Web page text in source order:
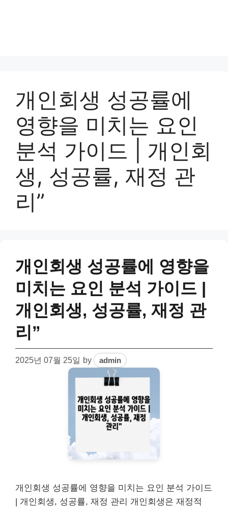
개인회생 성공률에
영향을 미치는 요인
분석 가이드 | 개인회
생, 성공률, 재정 관
리”
개인회생 성공률에 영향을
미치는 요인 분석 가이드 |
개인회생, 성공률, 재정 관
리”
2025년 07월 25일 by admin
개인회생 성공률에 영향을 미치는 요인 분석 가이드
| 개인회생, 성공률, 재정 관리 개인회생은 재정적